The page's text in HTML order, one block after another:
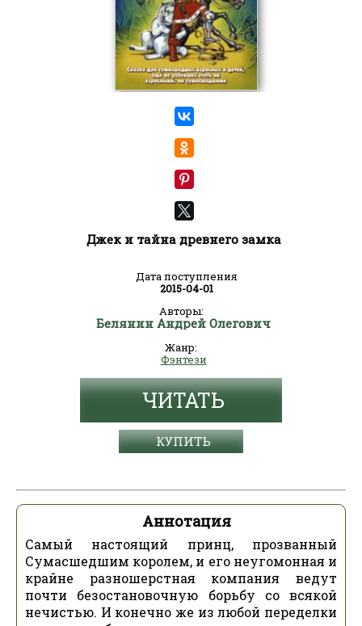
Джек и тайна древнего замка
Дата поступления
2015-04-01
Авторы:
Белянин Андрей Олегович
Жанр:
Фэнтези
ЧИТАТЬ
КУПИТЬ
Аннотация
Самый настоящий принц, прозванный
Сумасшедшим королем, и его неугомонная и
крайне разношерстная компания ведут
почти безостановочную борьбу со всякой
нечистью. И конечно же из любой переделки